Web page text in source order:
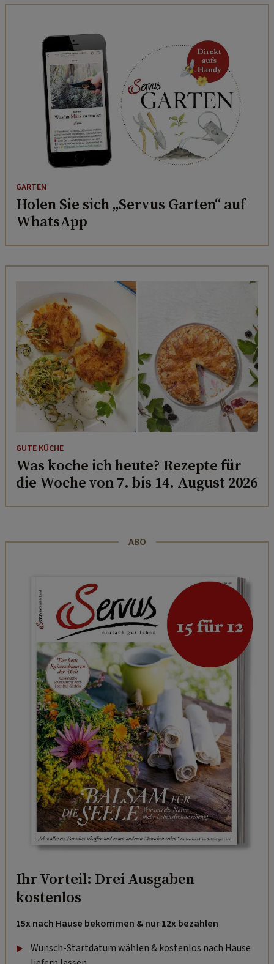
GARTEN
Holen Sie sich „Servus Garten“ auf
WhatsApp
GUTE KÜCHE
Was koche ich heute? Rezepte für
die Woche von 7. bis 14. August 2026
ABO
Ihr Vorteil: Drei Ausgaben
kostenlos
15x nach Hause bekommen & nur 12x bezahlen
Wunsch-Startdatum wählen & kostenlos nach Hause